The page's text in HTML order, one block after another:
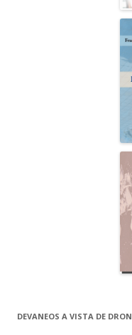
DEVANEOS A VISTA DE DRON